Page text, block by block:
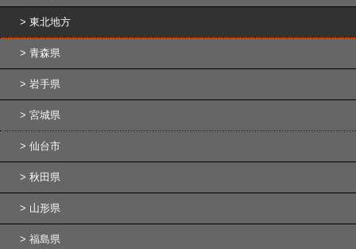
東北地方
青森県
岩手県
宮城県
仙台市
秋田県
山形県
福島県